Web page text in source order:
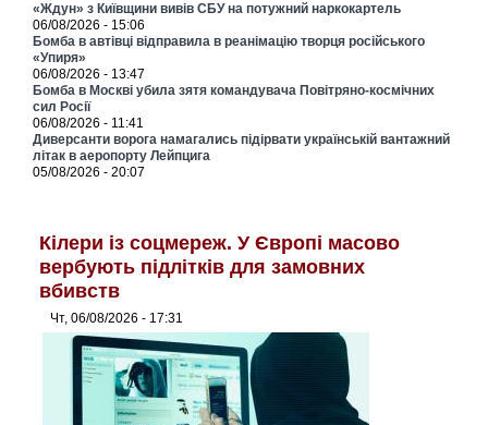
«Ждун» з Київщини вивів СБУ на потужний наркокартель
06/08/2026 - 15:06
Бомба в автівці відправила в реанімацію творця російського
«Упиря»
06/08/2026 - 13:47
Бомба в Москві убила зятя командувача Повітряно-космічних
сил Росії
06/08/2026 - 11:41
Диверсанти ворога намагались підірвати українській вантажний
літак в аеропорту Лейпцига
05/08/2026 - 20:07
Кілери із соцмереж. У Європі масово
вербують підлітків для замовних
вбивств
Чт, 06/08/2026 - 17:31